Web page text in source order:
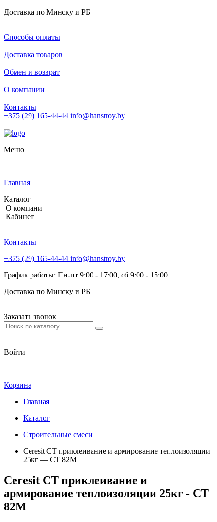
Доставка по Минску и РБ
Способы оплаты
Доставка товаров
Обмен и возврат
О компании
Контакты
+375 (29) 165-44-44 info@hanstroy.by
Меню
Главная
Каталог
О компани
Кабинет
Контакты
+375 (29) 165-44-44 info@hanstroy.by
График работы: Пн-пт 9:00 - 17:00, сб 9:00 - 15:00
Доставка по Минску и РБ
Заказать звонок
Войти
Корзина
Главная
Каталог
Строительные смеси
Ceresit CT приклеивание и армирование теплоизоляции
25кг — СТ 82М
Ceresit CT приклеивание и
армирование теплоизоляции 25кг - СТ
82М